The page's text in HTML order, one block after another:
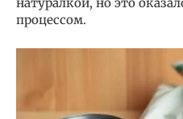
натуралкой, но это
процессом.